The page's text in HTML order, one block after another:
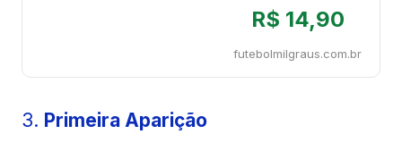
R$ 14,90
futebolmilgraus.com.br
3. Primeira Aparição